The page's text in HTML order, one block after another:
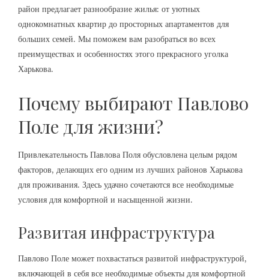
район предлагает разнообразие жилья: от уютных
однокомнатных квартир до просторных апартаментов для
больших семей. Мы поможем вам разобраться во всех
преимуществах и особенностях этого прекрасного уголка
Харькова.
Почему выбирают Павлово
Поле для жизни?
Привлекательность Павлова Поля обусловлена целым рядом
факторов, делающих его одним из лучших районов Харькова
для проживания. Здесь удачно сочетаются все необходимые
условия для комфортной и насыщенной жизни.
Развитая инфраструктура
Павлово Поле может похвастаться развитой инфраструктурой,
включающей в себя все необходимые объекты для комфортной